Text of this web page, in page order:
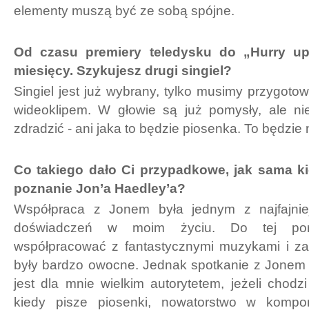
elementy muszą być ze sobą spójne.
Od czasu premiery teledysku do „Hurry
miesięcy. Szykujesz drugi singiel?
Singiel jest już wybrany, tylko musimy
wideoklipem. W głowie są już pomysły, ale
zdradzić - ani jaka to będzie piosenka. To będzie
Co takiego dało Ci przypadkowe, jak sama
poznanie Jon’a Haedley’a?
Współpraca z Jonem była jednym z
doświadczeń w moim życiu. Do tej
współpracować z fantastycznymi muzykami i
były bardzo owocne. Jednak spotkanie z
jest dla mnie wielkim autorytetem, jeżeli
kiedy pisze piosenki, nowatorstwo w